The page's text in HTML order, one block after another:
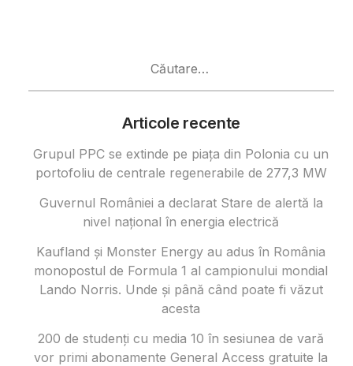
Articole recente
Grupul PPC se extinde pe piața din Polonia cu un
portofoliu de centrale regenerabile de 277,3 MW
Guvernul României a declarat Stare de alertă la
nivel național în energia electrică
Kaufland și Monster Energy au adus în România
monopostul de Formula 1 al campionului mondial
Lando Norris. Unde și până când poate fi văzut
acesta
200 de studenți cu media 10 în sesiunea de vară
vor primi abonamente General Access gratuite la